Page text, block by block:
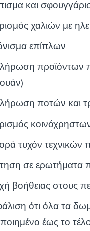
και
χαλιών με
επίπλων
προϊόντων
ποτών και
τυχόν τεχνικών
σε ερωτήματα
βοήθειας στους
ότι όλα τα
έως το